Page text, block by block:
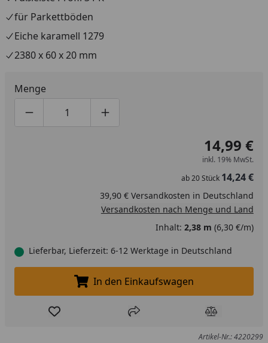
für Parkettböden
Eiche karamell 1279
2380 x 60 x 20 mm
Menge
Produktmenge um eins verringern
Produktmenge manuell eingeben
Produktmenge um eins erhöhen
14,99 €
inkl. 19% MwSt.
ab20Stück 14,24 €
39,90 € Versandkosten in Deutschland
Versandkosten nach Menge und Land
Inhalt: 2,38 m (6,30 €/m)
Lieferbar, Lieferzeit: 6-12 Werktage in Deutschland
In den Einkaufswagen legen
In den Einkaufswagen
Produkt zur Wunschliste hinzufügen
Teilen Produkt
Artikel-Nr.: 4220299